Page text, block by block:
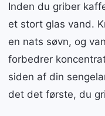
Inden du griber
et stort glas vand.
en nats søvn, og
forbedrer
siden af din
det det første, du